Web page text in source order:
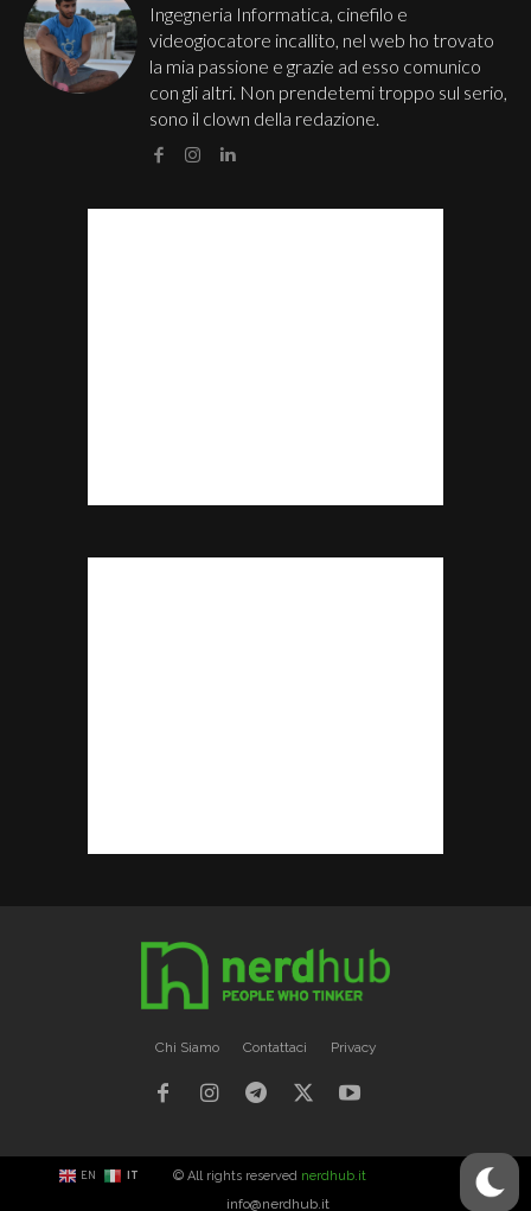
Ingegneria Informatica, cinefilo e
videogiocatore incallito, nel web ho trovato
la mia passione e grazie ad esso comunico
con gli altri. Non prendetemi troppo sul serio,
sono il clown della redazione.
Chi Siamo Contattaci Privacy
EN IT © All rights reserved nerdhub.it
info@nerdhub.it